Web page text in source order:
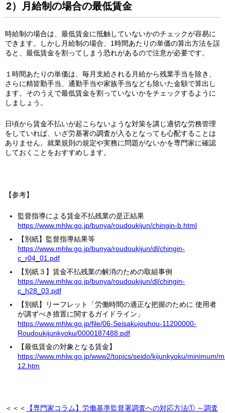
2）月給制の場合の最低賃金
時給制の場合は、最低賃金に抵触していないかのチェックが容易に
できます。しかし月給制の場合、1時間あたりの単価の算出方法を誤
ると、最低賃金を割ってしまう恐れがあるので注意が必要です。
１時間あたりの単価は、毎月支給される月給から残業手当を除き、
さらに精皆勤手当、通勤手当や家族手当なども除いた金額で算出し
ます。そのうえで最低賃金を割っていないかをチェックするように
しましょう。
日頃から賃金不払いが起こらないような対策を講じ適切な労務管理
をしていれば、いざ労基署の調査が入るとなっても心配することは
ありません。就業規則の規定や実務に問題がないかを専門家に確認
しておくことをおすすめします。
【参考】
監督指導による賃金不払残業の是正結果
https://www.mhlw.go.jp/bunya/roudoukijun/chingin-b.html
【別紙】監督指導結果等
https://www.mhlw.go.jp/bunya/roudoukijun/dl/chingin-
c_r04_01.pdf
【別紙３】賃金不払残業の解消のための取組事例
https://www.mhlw.go.jp/bunya/roudoukijun/dl/chingin-
c_h28_03.pdf
【別紙】リーフレット「労働時間の適正な把握のために 使用者
が講ずべき措置に関するガイドライン」
https://www.mhlw.go.jp/file/06-Seisakujouhou-11200000-
Roudoukijunkyoku/0000187488.pdf
【最低賃金の対象となる賃金】
https://www.mhlw.go.jp/www2/topics/seido/kijunkyoku/minimum/
12.htm
＜＜＜
【専門家コラム】労働基準監督署調査への対応方法① ～調査